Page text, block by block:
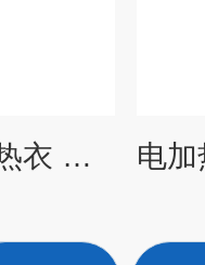
威耐斯 蒸汽管道隔热衣 法兰DN50保温套定做保温新型材料